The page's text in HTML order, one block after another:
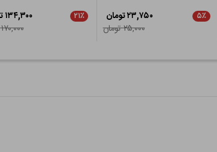
۵٪
۲۳,۷۵۰ تومان
۲۵,۰۰۰ تومان
۲۱٪
۱۳۴,۳۰۰ تومان
۱۷۰,۰۰۰ تومان